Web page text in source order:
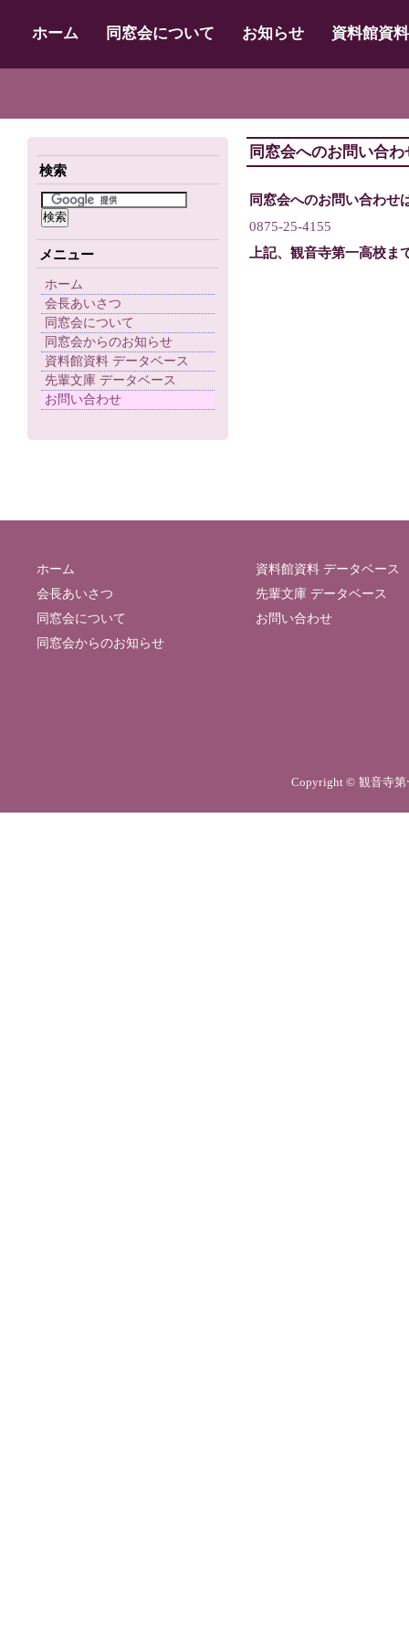
ホーム 同窓会について お知らせ 資料館資
検索
メニュー
ホーム
会長あいさつ
同窓会について
同窓会からのお知らせ
資料館資料 データベース
先輩文庫 データベース
お問い合わせ
同窓会へのお問い合わ
同窓会へのお問い合わせ
0875-25-4155
上記、観音寺第一高校ま
ホーム
会長あいさつ
同窓会について
同窓会からのお知らせ
資料館資料 データベース
先輩文庫 データベース
お問い合わせ
Copyright © 観音寺第